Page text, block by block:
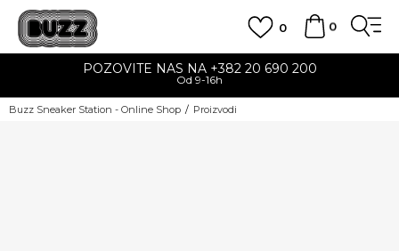
0
0
POZOVITE NAS NA +382 20 690 200
Od 9-16h
Buzz Sneaker Station - Online Shop Proizvodi